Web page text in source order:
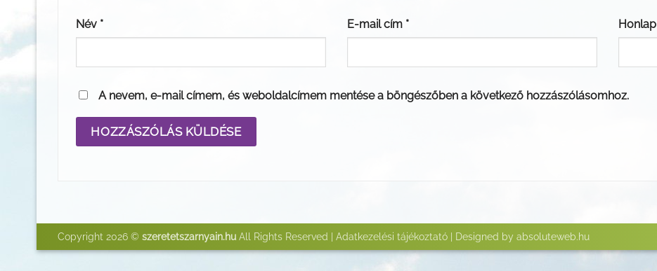
Név * E-mail cím * Honlap
A nevem, e-mail címem, és weboldalcímem mentése a böngészőben a következő hozzászólásomhoz.
Copyright 2026 © szeretetszarnyain.hu All Rights Reserved | Adatkezelési tájékoztató | Designed by absoluteweb.hu